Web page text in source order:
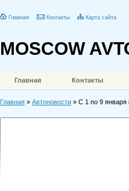
Главная Контакты Карта сайта
MOSCOW
Главная Контакты
Главная » Автоновости » С 1 по 9 января